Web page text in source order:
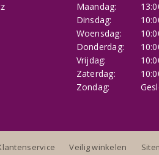
Maandag:
Dinsdag:
Woensdag:
Donderdag:
Vrijdag:
Zaterdag:
Zondag:
Veilig winkelen